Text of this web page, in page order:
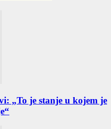
„To je stanje u kojem je